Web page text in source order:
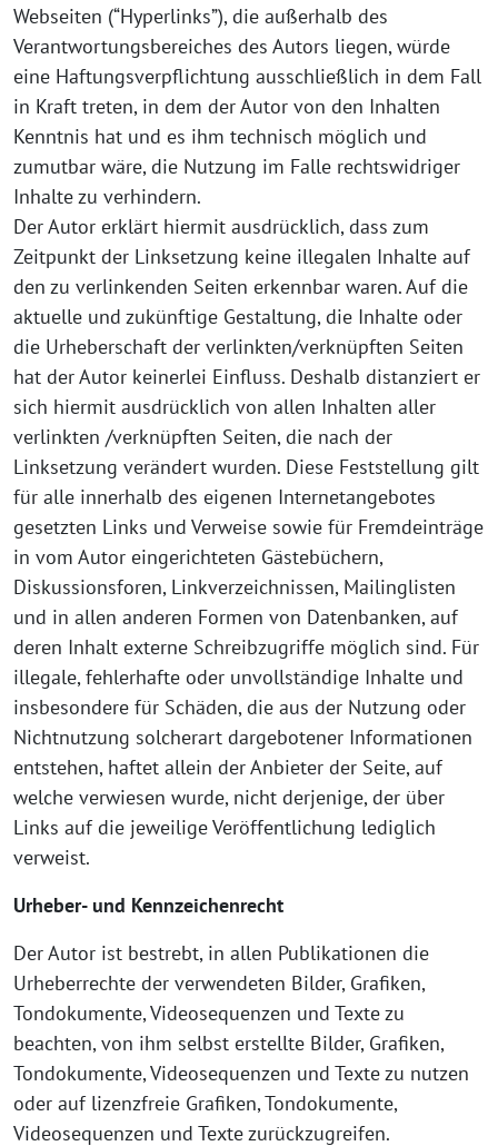
Webseiten (“Hyperlinks”), die außerhalb des
Verantwortungsbereiches des Autors liegen, würde
eine Haftungsverpflichtung ausschließlich in dem Fall
in Kraft treten, in dem der Autor von den Inhalten
Kenntnis hat und es ihm technisch möglich und
zumutbar wäre, die Nutzung im Falle rechtswidriger
Inhalte zu verhindern.
Der Autor erklärt hiermit ausdrücklich, dass zum
Zeitpunkt der Linksetzung keine illegalen Inhalte auf
den zu verlinkenden Seiten erkennbar waren. Auf die
aktuelle und zukünftige Gestaltung, die Inhalte oder
die Urheberschaft der verlinkten/verknüpften Seiten
hat der Autor keinerlei Einfluss. Deshalb distanziert er
sich hiermit ausdrücklich von allen Inhalten aller
verlinkten /verknüpften Seiten, die nach der
Linksetzung verändert wurden. Diese Feststellung gilt
für alle innerhalb des eigenen Internetangebotes
gesetzten Links und Verweise sowie für Fremdeinträge
in vom Autor eingerichteten Gästebüchern,
Diskussionsforen, Linkverzeichnissen, Mailinglisten
und in allen anderen Formen von Datenbanken, auf
deren Inhalt externe Schreibzugriffe möglich sind. Für
illegale, fehlerhafte oder unvollständige Inhalte und
insbesondere für Schäden, die aus der Nutzung oder
Nichtnutzung solcherart dargebotener Informationen
entstehen, haftet allein der Anbieter der Seite, auf
welche verwiesen wurde, nicht derjenige, der über
Links auf die jeweilige Veröffentlichung lediglich
verweist.
Urheber- und Kennzeichenrecht
Der Autor ist bestrebt, in allen Publikationen die
Urheberrechte der verwendeten Bilder, Grafiken,
Tondokumente, Videosequenzen und Texte zu
beachten, von ihm selbst erstellte Bilder, Grafiken,
Tondokumente, Videosequenzen und Texte zu nutzen
oder auf lizenzfreie Grafiken, Tondokumente,
Videosequenzen und Texte zurückzugreifen.